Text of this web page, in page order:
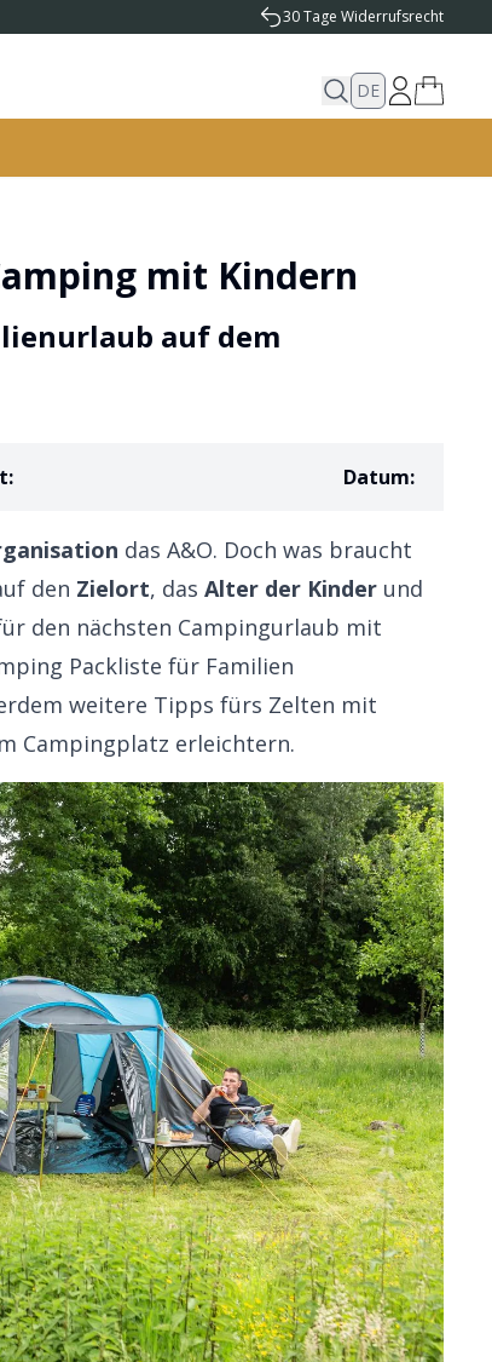
30 Tage Widerrufsrecht
DE
mit Kindern
auf dem
: Datum:
das A&O. Doch was braucht
den Zielort, dasAlter der Kinder und
den nächsten Campingurlaub mit
Packliste für Familien
weitere Tipps fürs Zelten mit
Campingplatz erleichtern.